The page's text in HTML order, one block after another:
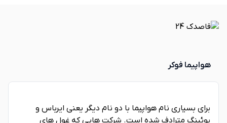
هواپیما فوکر
برای بسیاری نام هواپیما با دو نام دیگر یعنی ایرباس و
بوئینگ مترادف شده است. شرکت هایی که غول های